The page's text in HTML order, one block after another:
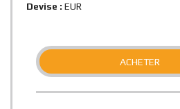
Devise : EUR
ACHETER